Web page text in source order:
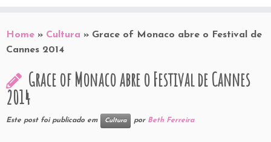
to
content
Home » Cultura » Grace of Monaco abre o Festival de
Cannes 2014
Grace of Monaco abre o Festival de Cannes
2014
Este post foi publicado em Cultura por Beth Ferreira